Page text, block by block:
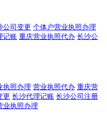
公司变更 个体户营业执照办理
记账 重庆营业执照代办 长沙公
执照办理 营业执照代办 重庆营
更 长沙代理记账 长沙公司注册
业执照办理